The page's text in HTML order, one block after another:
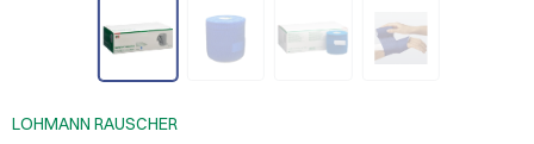
LOHMANN RAUSCHER